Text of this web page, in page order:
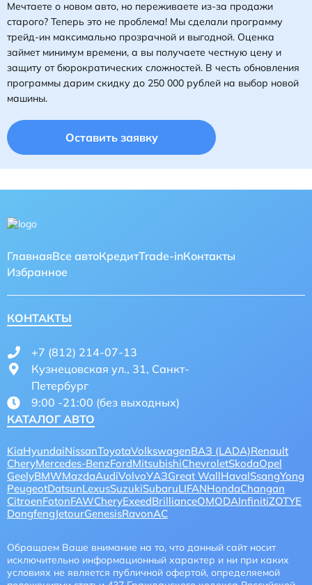
Мечтаете о новом авто, но переживаете из-за продажи
старого? Теперь это не проблема! Мы сделали программу
трейд-ин максимально прозрачной и выгодной. Оценка
займет минимум времени, а вы получаете честную цену и
защиту от бюрократических сложностей. В честь обновления
программы дарим скидку до 250 000 рублей на выбор новой
машины.
Оставить заявку
ГлавнаяВсе автоКредитTrade-inКонтакты
Избранное
КАТАЛОГ АВТО
KiaHyundaiNissanToyotaVolkswagenВАЗ (LADA)Renault
CheryMercedes-BenzFordMitsubishiChevroletSkodaOpel
GeelyBMWMazdaAudiVolvoУАЗGreat WallHavalSsangYong
PeugeotDatsunLexusSuzukiSubaruLIFANHondaChangan
CitroenFotonFAWCheryExeedBrillianceOMODAInfinitiZOTYE
DongfengJetourGenesisRavonAC
КОНТАКТЫ
+7 (812) 214-07-13
Кузнецовская ул., 31, Санкт-
Петербург
9:00 -21:00 (без выходных)
Обращаем Ваше внимание на то, что данный сайт носит
исключительно информационный характер и ни при каких
условиях не является публичной офертой, определяемой